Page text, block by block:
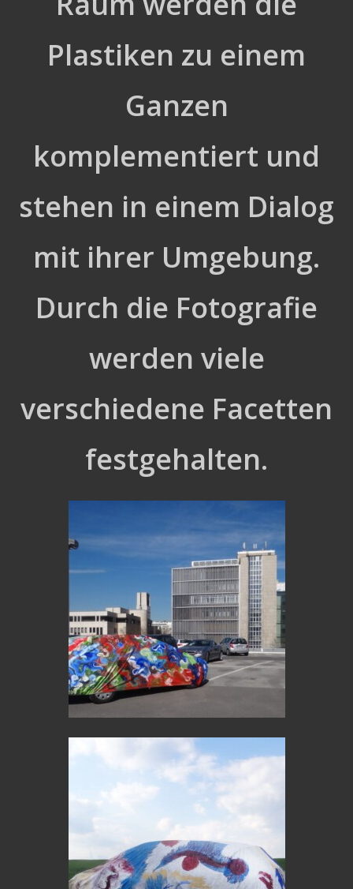
Plastiken zu einem
Ganzen
komplementiert und
stehen in einem Dialog
mit ihrer Umgebung.
Durch die Fotografie
werden viele
verschiedene Facetten
festgehalten.